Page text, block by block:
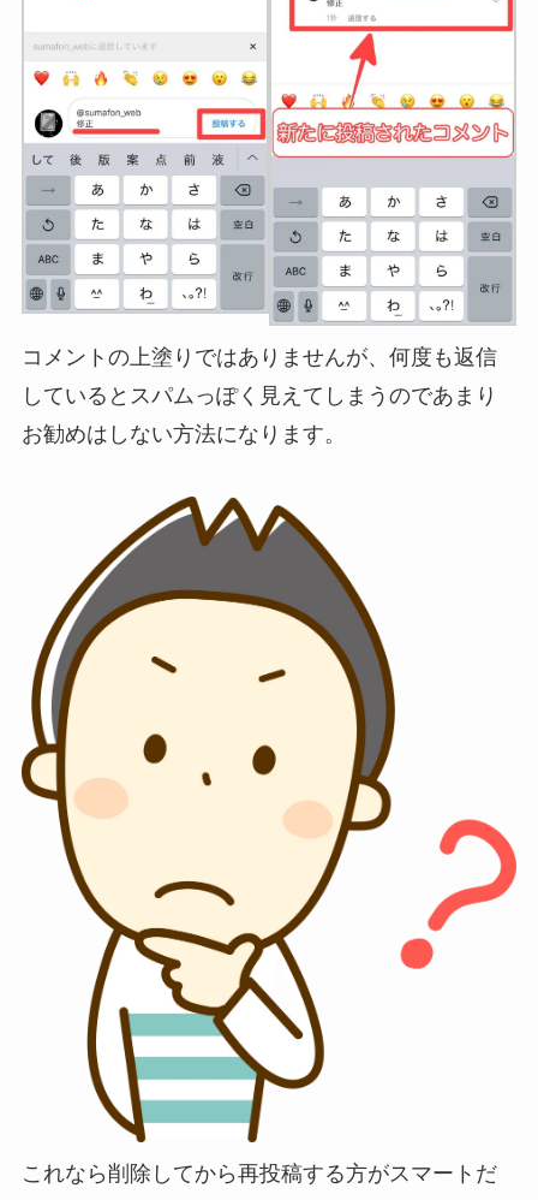
コメントの上塗りではありませんが、何度も返信
しているとスパムっぽく見えてしまうのであまり
お勧めはしない方法になります。
これなら削除してから再投稿する方がスマートだ